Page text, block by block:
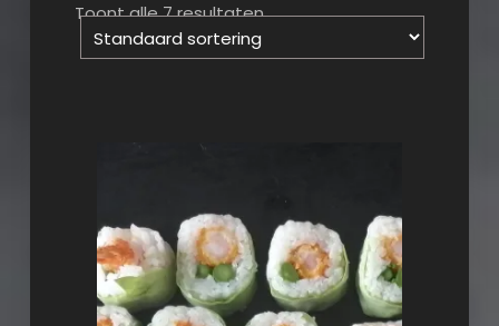
Toont alle 7 resultaten